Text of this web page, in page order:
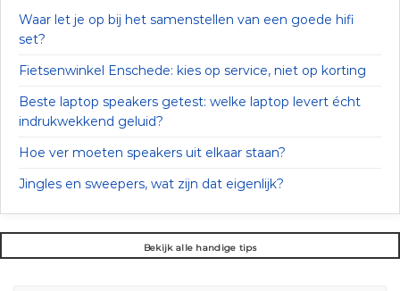
Waar let je op bij het samenstellen van een goede hifi
set?
Fietsenwinkel Enschede: kies op service, niet op korting
Beste laptop speakers getest: welke laptop levert écht
indrukwekkend geluid?
Hoe ver moeten speakers uit elkaar staan?
Jingles en sweepers, wat zijn dat eigenlijk?
Bekijk alle handige tips